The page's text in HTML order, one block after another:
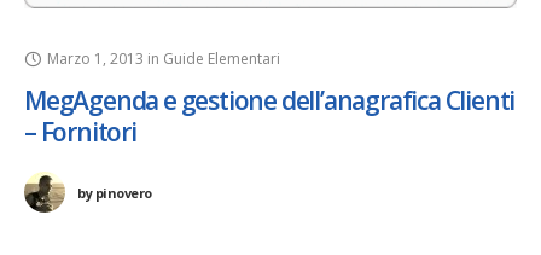
Marzo 1, 2013 in Guide Elementari
MegAgenda e gestione dell’anagrafica Clienti
– Fornitori
bypinovero